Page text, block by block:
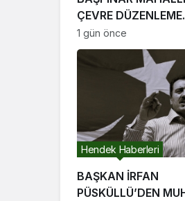
ÇEVRE DÜZENLEME
ÇALIŞMALARI
1 gün önce
BAŞKAN İRFAN
PÜSKÜLLÜ’DEN
Hendek Haberleri